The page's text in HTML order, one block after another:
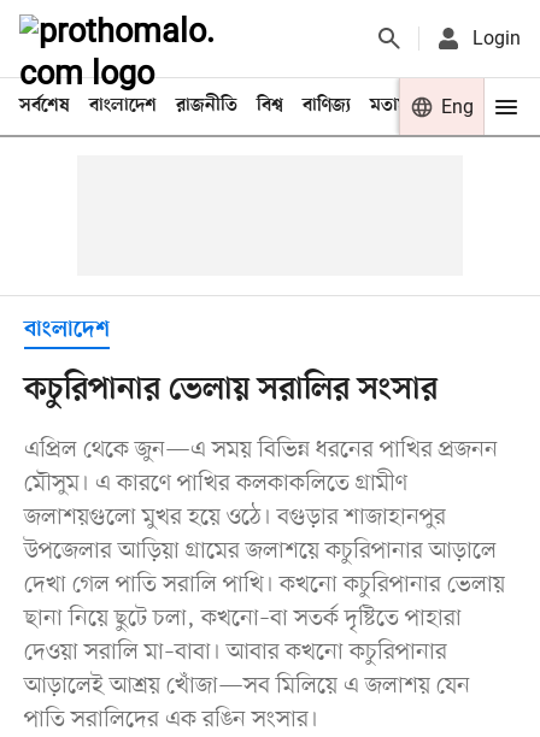
Login
সর্বশেষ বাংলাদেশ রাজনীতি বিশ্ব বাণিজ্য মতামত খেলা
Eng
বাংলাদেশ
কচুরিপানার ভেলায় সরালির সংসার
এপ্রিল থেকে জুন—এ সময় বিভিন্ন ধরনের পাখির প্রজনন
মৌসুম। এ কারণে পাখির কলকাকলিতে গ্রামীণ
জলাশয়গুলো মুখর হয়ে ওঠে। বগুড়ার শাজাহানপুর
উপজেলার আড়িয়া গ্রামের জলাশয়ে কচুরিপানার আড়ালে
দেখা গেল পাতি সরালি পাখি। কখনো কচুরিপানার ভেলায়
ছানা নিয়ে ছুটে চলা, কখনো–বা সতর্ক দৃষ্টিতে পাহারা
দেওয়া সরালি মা–বাবা। আবার কখনো কচুরিপানার
আড়ালেই আশ্রয় খোঁজা—সব মিলিয়ে এ জলাশয় যেন
পাতি সরালিদের এক রঙিন সংসার।